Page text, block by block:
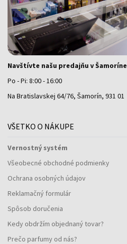
Navštívte našu predajňu v Šamoríne
Po - Pi: 8:00 - 16:00
Na Bratislavskej 64/76, Šamorín, 931 01
VŠETKO O NÁKUPE
Vernostný systém
Všeobecné obchodné podmienky
Ochrana osobných údajov
Reklamačný formulár
Spôsob doručenia
Kedy obdržím objednaný tovar?
Prečo parfumy od nás?